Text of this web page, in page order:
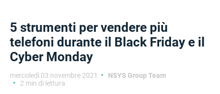
5 strumenti per vendere più
telefoni durante il Black Friday e il
Cyber Monday
mercoledì 03 novembre 2021
NSYS Group Team
2 min di lettura